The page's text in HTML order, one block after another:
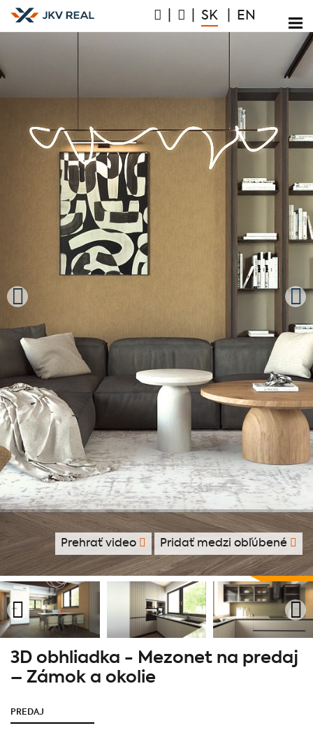
SK EN
Prehrať video Pridať medzi obľúbené
3D obhliadka - Mezonet na predaj
– Zámok a okolie
PREDAJ